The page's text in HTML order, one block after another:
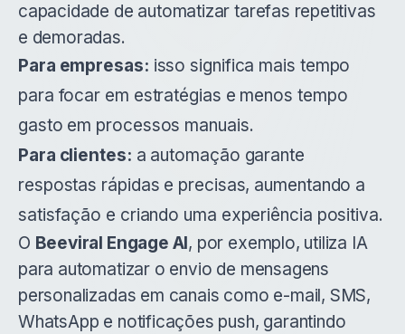
capacidade de automatizar tarefas repetitivas
e demoradas.
Para empresas: isso significa mais tempo
para focar em estratégias e menos tempo
gasto em processos manuais.
Para clientes: a automação garante
respostas rápidas e precisas, aumentando a
satisfação e criando uma experiência positiva.
O Beeviral Engage AI, por exemplo, utiliza IA
para automatizar o envio de mensagens
personalizadas em canais como e-mail, SMS,
WhatsApp e notificações push, garantindo